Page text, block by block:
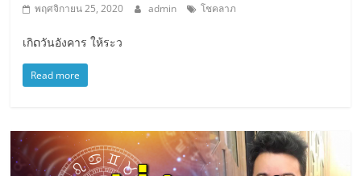
พฤศจิกายน 25, 2020 admin โชคลาภ
เกิດวันอังคาร ให้ระว
Read more